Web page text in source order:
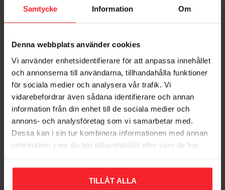
Samtycke Information Om
Denna webbplats använder cookies
Vi använder enhetsidentifierare för att anpassa innehållet
och annonserna till användarna, tillhandahålla funktioner
för sociala medier och analysera vår trafik. Vi
vidarebefordrar även sådana identifierare och annan
information från din enhet till de sociala medier och
annons- och analysföretag som vi samarbetar med.
Dessa kan i sin tur kombinera informationen med annan
information som du har tillhandahållit eller som de har
TILLÅT ALLA
Sjækle FZB 1/4" 6mm
5stk Bårebo 261658
001367419
61DKK
Gem som favorit
Sjækle FZB 3/16" 5mm
5stk Bårebo 261656
52DKK
Gem